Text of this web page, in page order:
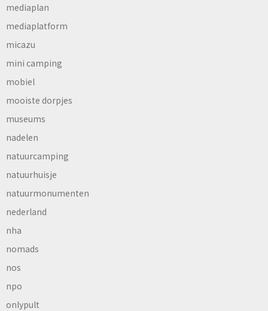
mediaplan
mediaplatform
micazu
mini camping
mobiel
mooiste dorpjes
museums
nadelen
natuurcamping
natuurhuisje
natuurmonumenten
nederland
nha
nomads
nos
npo
onlypult